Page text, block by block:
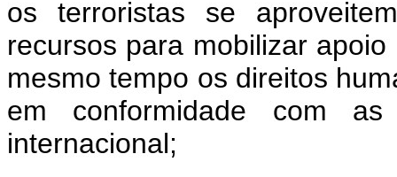
os terroristas se
recursos para mobilizar
mesmo tempo os direitos
em conformidade com
internacional;